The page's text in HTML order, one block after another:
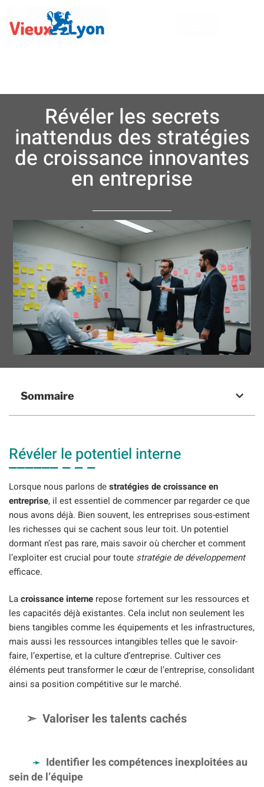
Révéler les secrets
inattendus des stratégies
de croissance innovantes
en entreprise
Sommaire
Révéler le potentiel interne
Lorsque nous parlons destratégies de croissance en
entreprise, il est essentiel de commencer par regarder ce que
nous avons déjà. Bien souvent, les entreprises sous-estiment
les richesses qui se cachent sous leur toit. Un potentiel
dormant n’est pas rare, mais savoir où chercher et comment
l’exploiter est crucial pour toute stratégie de développement
efficace.
Lacroissance interne repose fortement sur les ressources et
les capacités déjà existantes. Cela inclut non seulement les
biens tangibles comme les équipements et les infrastructures,
mais aussi les ressources intangibles telles que le savoir-
faire, l’expertise, et la culture d’entreprise. Cultiver ces
éléments peut transformer le cœur de l’entreprise, consolidant
ainsi sa position compétitive sur le marché.
Valoriser les talents cachés
Identifier les compétences inexploitées au
sein de l’équipe